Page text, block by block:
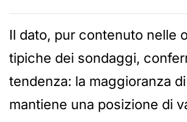
Il dato, pur contenuto nelle
tipiche dei sondaggi,
tendenza: la maggioranza
mantiene una posizione di